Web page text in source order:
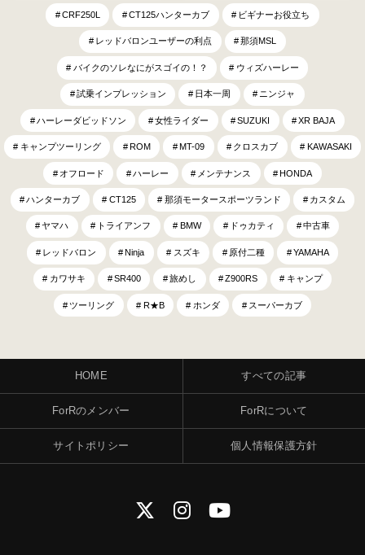
CRF250L CT125ハンターカブ ビギナーお役立ち
レッドバロンユーザーの利点 那須MSL
バイクのソレなにがスゴイの！？ ウィズハーレー
試乗インプレッション 日本一周 ニンジャ
ハーレーダビッドソン 女性ライダー SUZUKI XR BAJA
キャンプツーリング ROM MT-09 クロスカブ KAWASAKI
オフロード ハーレー メンテナンス HONDA
ハンターカブ CT125 那須モータースポーツランド カスタム
ヤマハ トライアンフ BMW ドゥカティ 中古車
レッドバロン Ninja スズキ 原付二種 YAMAHA
カワサキ SR400 旅めし Z900RS キャンプ
ツーリング R★B ホンダ スーパーカブ
HOME すべての記事
ForRのメンバー ForRについて
サイトポリシー 個人情報保護方針